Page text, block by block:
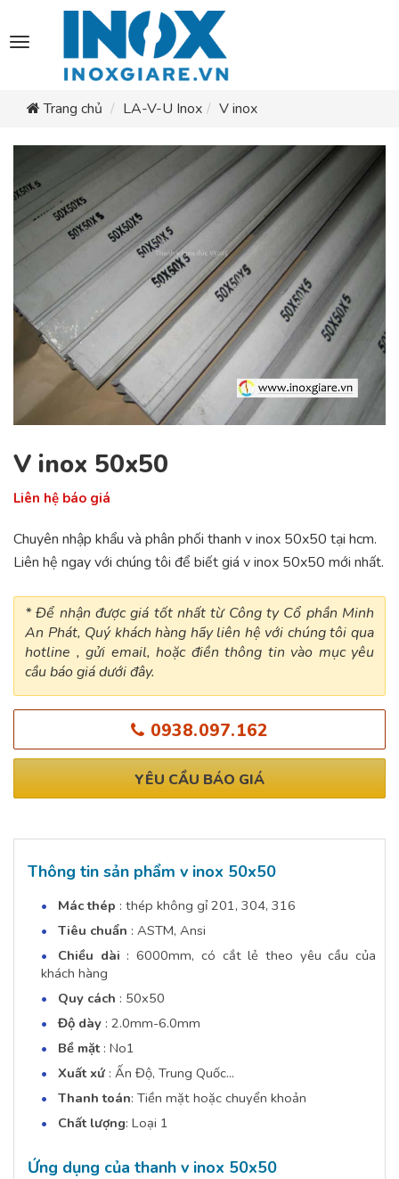
Toggle
navigation
Trang chủ
LA-V-U Inox V inox
V inox 50x50
Liên hệ báo giá
Chuyên nhập khẩu và phân phối thanh v inox 50x50 tại hcm.
Liên hệ ngay với chúng tôi để biết giá v inox 50x50 mới nhất.
* Để nhận được giá tốt nhất từ Công ty Cổ phần Minh
An Phát, Quý khách hàng hãy liên hệ với chúng tôi qua
hotline , gửi email, hoặc điền thông tin vào mục yêu
cầu báo giá dưới đây.
0938.097.162
YÊU CẦU BÁO GIÁ
Thông tin sản phẩm v inox 50x50
Mác thép : thép không gỉ 201, 304, 316
Tiêu chuẩn : ASTM, Ansi
Chiều dài : 6000mm, có cắt lẻ theo yêu cầu của
khách hàng
Quy cách : 50x50
Độ dày : 2.0mm-6.0mm
Bề mặt: No1
Xuất xứ: Ấn Độ, Trung Quốc...
Thanh toán: Tiền mặt hoặc chuyển khoản
Chất lượng: Loại 1
Ứng dụng của thanh v inox 50x50